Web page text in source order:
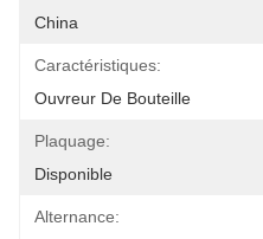
China
Caractéristiques:
Ouvreur De Bouteille
Plaquage:
Disponible
Alternance: